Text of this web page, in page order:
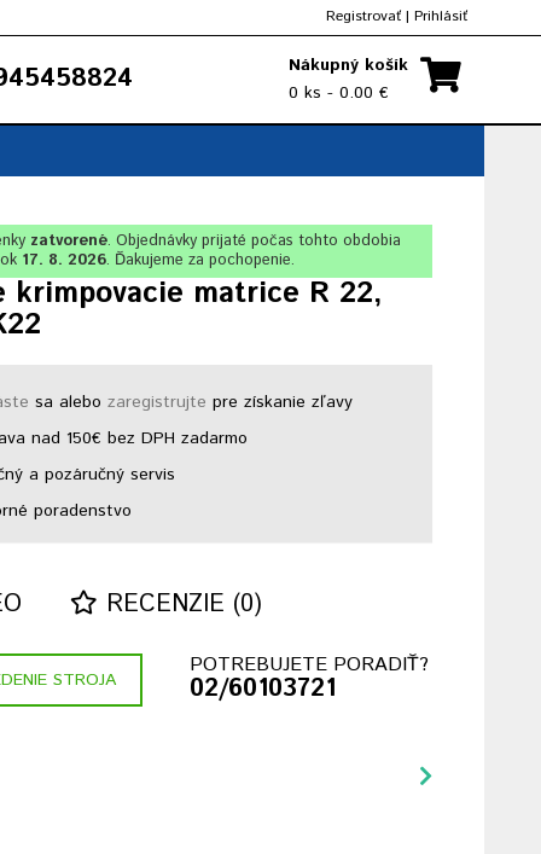
Registrovať | Prihlásiť
Nákupný košík
0 ks - 0.00 €
zatvorené. Objednávky prijaté počas tohto obdobia
17. 8. 2026. Ďakujeme za pochopenie.
krimpovacie matrice R 22,
sa alebozaregistrujte pre získanie zľavy
nad 150€ bez DPH zadarmo
a pozáručný servis
poradenstvo
RECENZIE (0)
STROJA
POTREBUJETE PORADIŤ?
02/60103721